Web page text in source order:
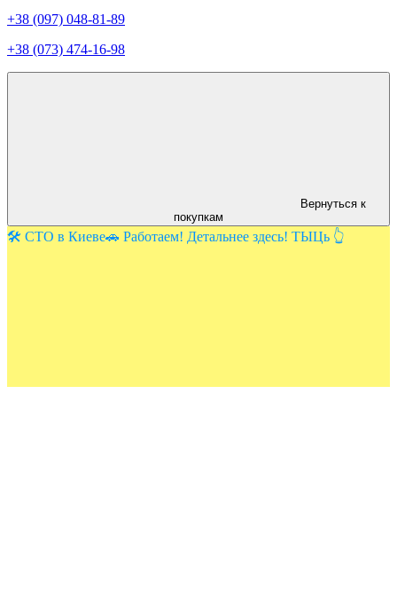
+38 (097) 048-81-89
+38 (073) 474-16-98
Вернуться к
покупкам
🛠️ СТО в Киеве🚗 Работаем! Детальнее здесь! ТЫЦь 👆